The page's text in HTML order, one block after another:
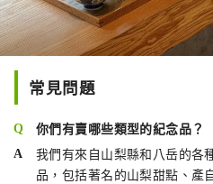
常見問題
你們有賣哪些類型的紀念品？
我們有來自山梨縣和八岳的各
品，包括著名的山梨甜點、產